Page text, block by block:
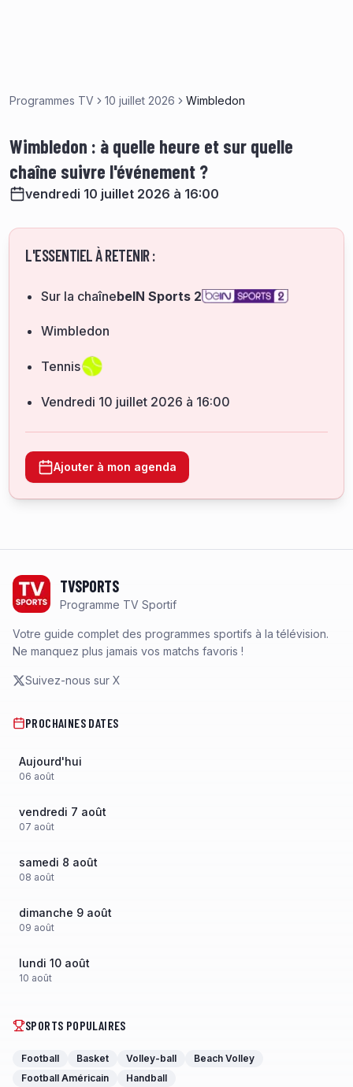
Programmes TV 10 juillet 2026 Wimbledon
Wimbledon : à quelle heure et sur quelle
chaîne suivre l'événement ?
vendredi 10 juillet 2026 à 16:00
L'ESSENTIEL À RETENIR :
Sur la chaînebeIN Sports 2
Wimbledon
Tennis
vendredi 10 juillet 2026 à 16:00
Ajouter à mon agenda
TVSPORTS
Programme TV Sportif
Votre guide complet des programmes sportifs à la télévision.
Ne manquez plus jamais vos matchs favoris !
Suivez-nous sur X
PROCHAINES DATES
Aujourd'hui
06 août
vendredi 7 août
07 août
samedi 8 août
08 août
dimanche 9 août
09 août
lundi 10 août
10 août
SPORTS POPULAIRES
Football Basket Volley-ball
Beach Volley
Football Américain
Handball